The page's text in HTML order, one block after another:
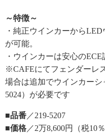
～特徴～
・純正ウインカーから
が可能。
・ウインカーは安心の
※CAFEにてフェンダーレ
場合は追加でウインカー
5024）が必要です
■品番 ／219-5207
■価格 ／2万8,600円（税10